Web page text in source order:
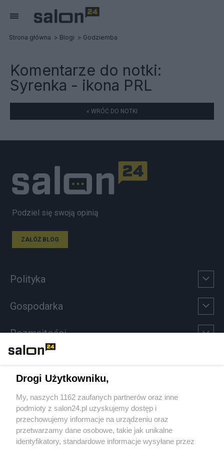
Strona główna Blogi Godziemba
Komentarze do notki:
Syrenka - ikona PRL
« WRÓĆ DO NOTKI
Podziel się swoją opinią
ZAŁÓŻ BLOG
Polityka
Gospodarka
Rozmaitości
Sport
Społeczeństwo
Kultura
Drogi Użytkowniku,
My, naszych 1162 zaufanych partnerów oraz inne
podmioty z salon24.pl uzyskujemy dostęp i
przechowujemy informacje na urządzeniu oraz
przetwarzamy dane osobowe, takie jak unikalne
identyfikatory, standardowe informacje wysyłane przez